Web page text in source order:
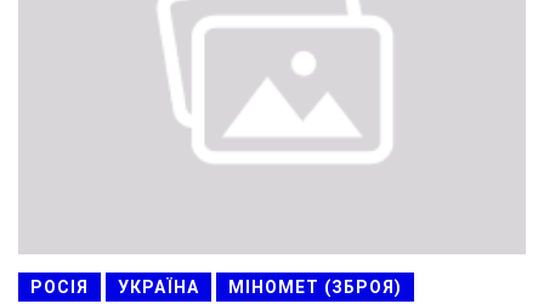
РОСІЯ УКРАЇНА МІНОМЕТ (ЗБРОЯ)